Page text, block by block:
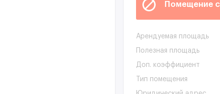
Помещение
Арендуемая площадь
Полезная площадь
Доп. коэффициент
Тип помещения